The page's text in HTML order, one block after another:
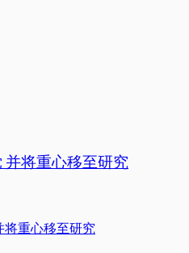
将重心移至研究